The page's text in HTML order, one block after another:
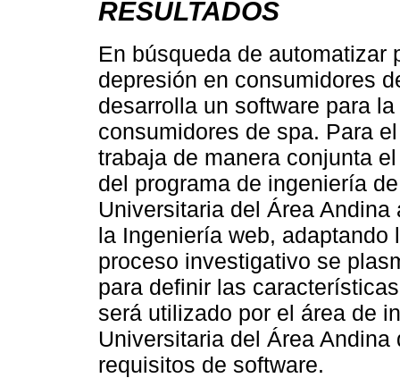
RESULTADOS
En búsqueda de automatizar
depresión en consumidores
desarrolla un software para
consumidores de spa. Para
trabaja de manera conjunta
del programa de ingeniería
Universitaria del Área
la Ingeniería web,
proceso investigativo se
para definir las
será utilizado por el área de
Universitaria del Área
requisitos de software.